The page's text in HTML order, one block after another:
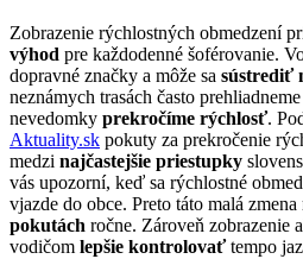
Zobrazenie rýchlostných obmedzení
výhod pre každodenné šoférovanie.
dopravné značky a môže sa sústrediť
neznámych trasách často
nevedomky prekročíme rýchlosť.
Aktuality.sk pokuty za prekročenie
medzi najčastejšie priestupky
vás upozorní, keď sa rýchlostné
vjazde do obce. Preto táto malá
pokutách ročne. Zároveň zobrazenie
vodičom lepšie kontrolovaťtempo